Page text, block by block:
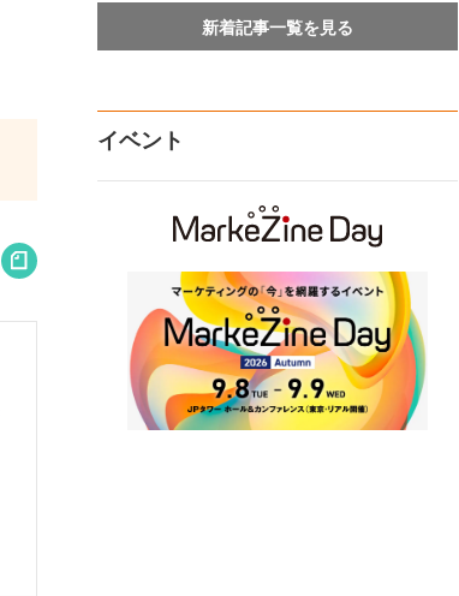
新着記事一覧を見る
イベント